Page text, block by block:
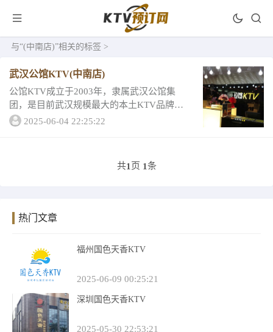
与“(中南店)”相关的标签 >
武汉公馆KTV(中南店)
公馆KTV成立于2003年，隶属武汉公馆集
团，是目前武汉规模最大的本土KTV品牌之
一，产品矩阵包含“尚公馆”、“誉公馆”等。旗
2025-06-04 22:25:22
共1 页 1条
热门文章
福州国色天香KTV
2025-06-09 00:25:21
深圳国色天香KTV
2025-05-30 22:53:21